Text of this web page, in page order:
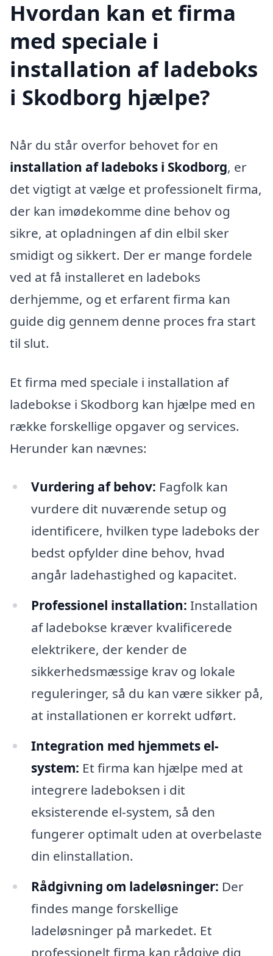
Hvordan kan et firma
med speciale i
installation af ladeboks
i Skodborg hjælpe?
Når du står overfor behovet for en
installation af ladeboks i Skodborg, er
det vigtigt at vælge et professionelt firma,
der kan imødekomme dine behov og
sikre, at opladningen af din elbil sker
smidigt og sikkert. Der er mange fordele
ved at få installeret en ladeboks
derhjemme, og et erfarent firma kan
guide dig gennem denne proces fra start
til slut.
Et firma med speciale i installation af
ladebokse i Skodborg kan hjælpe med en
række forskellige opgaver og services.
Herunder kan nævnes:
Vurdering af behov: Fagfolk kan
vurdere dit nuværende setup og
identificere, hvilken type ladeboks der
bedst opfylder dine behov, hvad
angår ladehastighed og kapacitet.
Professionel installation: Installation
af ladebokse kræver kvalificerede
elektrikere, der kender de
sikkerhedsmæssige krav og lokale
reguleringer, så du kan være sikker på,
at installationen er korrekt udført.
Integration med hjemmets el-
system: Et firma kan hjælpe med at
integrere ladeboksen i dit
eksisterende el-system, så den
fungerer optimalt uden at overbelaste
din elinstallation.
Rådgivning om ladeløsninger: Der
findes mange forskellige
ladeløsninger på markedet. Et
professionelt firma kan rådgive dig